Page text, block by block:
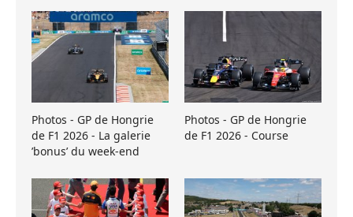
Photos - GP de Hongrie
de F1 2026 - La galerie
’bonus’ du week-end
Photos - GP de Hongrie
de F1 2026 - Course